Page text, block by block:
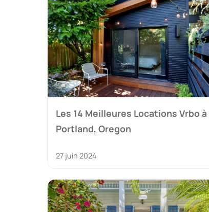
Les 14 Meilleures Locations Vrbo à
Portland, Oregon
27 juin 2024